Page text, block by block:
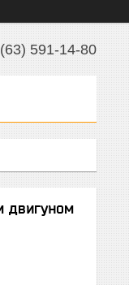
591-14-80
двигуном